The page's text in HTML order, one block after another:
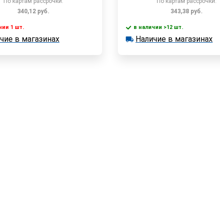
340,12 руб.
В корзину
1 шт.
1 шт.
в магазинах
343,38 руб.
В
в наличии >12 шт.
в наличии >12 шт.
Наличие в магазинах